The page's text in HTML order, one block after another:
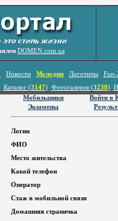
DOMEN.com.ua
Новости Мелодии Логотипы
Fun-
Каталог (3147) Фотогалерея (3238)
Мобильщики
Войти в
Экзамены
Логин
ФИО
Место жительства
Какой телефон
Оператор
Стаж в мобильной связи
Домашняя страничка